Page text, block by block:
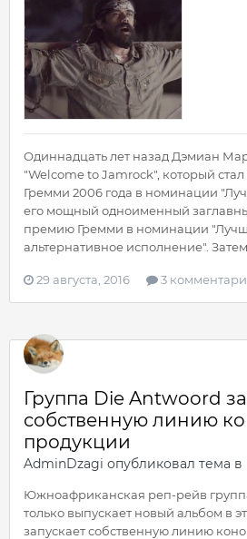
Одиннадцать лет назад Дэмиан
"Welcome to Jamrock", который стал
Гремми 2006 года в номинации
его мощный одноименный
премию Гремми в номинации
альтернативное исполнение". Затем
29 августа, 2016 3
Группа Die Antwoord
собственную линию
продукции
AdminDzagi опубликовал тема в
Южноафриканская реп-рейв
только выпускает новый альбом в
запускает собственную линию